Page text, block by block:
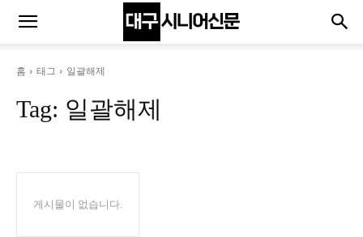
홈 태그 일괄해제
Tag: 일괄해제
게시물이 없습니다.